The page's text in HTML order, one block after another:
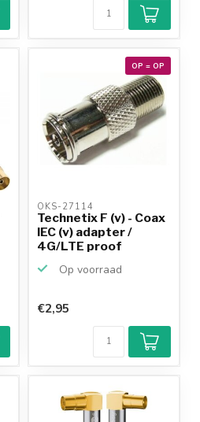
OP = OP
OKS-27114
Technetix F (v) - Coax
IEC (v) adapter /
4G/LTE proof
Op voorraad
€2,95